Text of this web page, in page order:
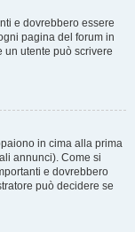
e dovrebbero essere
pagina del forum in
un utente può scrivere
in cima alla prima
annunci). Come si
e dovrebbero
può decidere se